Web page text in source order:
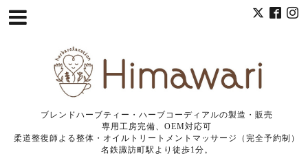
ブレンドハーブティー・ハーブコーディアルの製造・販売
専用工房完備、OEM対応可
柔道整復師よる整体・オイルトリートメントマッサージ（完全予約制）
名鉄諏訪町駅より徒歩1分。